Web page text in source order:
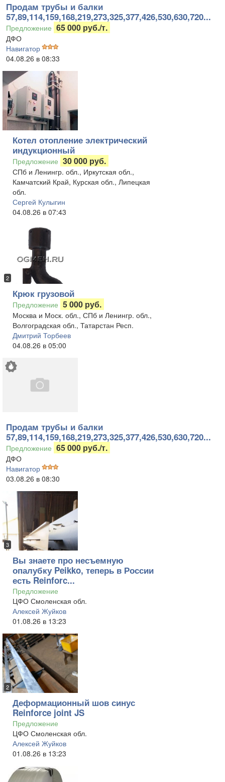
Продам трубы и балки
57,89,114,159,168,219,273,325,377,426,530,630,720...
Предложение 65 000 руб./т.
ДФО
Навигатор
04.08.26 в 08:33
Котел отопление электрический
индукционный
Предложение 30 000 руб.
СПб и Ленингр. обл., Иркутская обл.,
Камчатский Край, Курская обл., Липецкая
обл.
Сергей Кулыгин
04.08.26 в 07:43
2
Крюк грузовой
Предложение 5 000 руб.
Москва и Моск. обл., СПб и Ленингр. обл.,
Волгоградская обл., Татарстан Респ.
Дмитрий Торбеев
04.08.26 в 05:00
Продам трубы и балки
57,89,114,159,168,219,273,325,377,426,530,630,720...
Предложение 65 000 руб./т.
ДФО
Навигатор
03.08.26 в 08:30
3
Вы знаете про несъемную
опалубку Peikko, теперь в России
есть Reinforc...
Предложение
ЦФО Смоленская обл.
Алексей Жуйков
01.08.26 в 13:23
2
Деформационный шов синус
Reinforce joint JS
Предложение
ЦФО Смоленская обл.
Алексей Жуйков
01.08.26 в 13:23